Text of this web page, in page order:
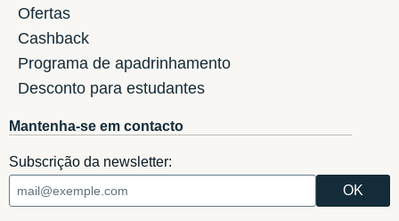
Ofertas
Cashback
Programa de apadrinhamento
Desconto para estudantes
Mantenha-se em contacto
Subscrição da newsletter: